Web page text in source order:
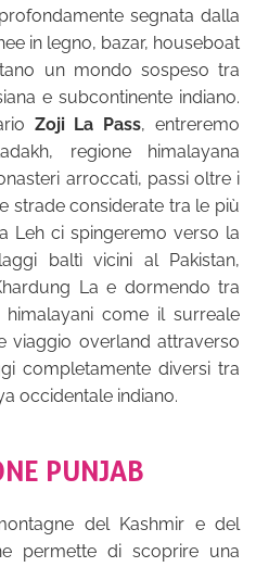
segnata dalla
in legno, bazar, houseboat
un mondo sospeso tra
e subcontinente indiano.
Zoji La Pass, entreremo
regione himalayana
arroccati, passi oltre i
strade considerate tra le più
Leh ci spingeremo verso la
baltì vicini al Pakistan,
La e dormendo tra
come il surreale
viaggio overland attraverso
completamente diversi tra
occidentale indiano.
PUNJAB
del Kashmir e del
permette di scoprire una